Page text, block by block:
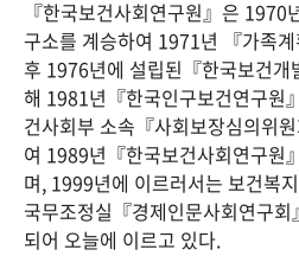
연구 역사
정책과 연구 키워드로 보는 연구
간행물 변천사
기록물 아카이브
사진 아카이브 문서 기록물 행
『한국보건사회연구원』은 1970
구소를 계승하여 1971년 『가족
후 1976년에 설립된『한국보건개
해 1981년『한국인구보건연구원
건사회부 소속『사회보장심의위
여 1989년『한국보건사회연구원
며, 1999년에 이르러서는 보건복
국무조정실『경제인문사회연구
되어 오늘에 이르고 있다.